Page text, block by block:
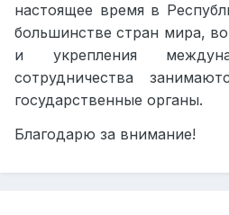
настоящее время в
большинстве стран мира,
и укрепления
сотрудничества
государственные органы.
Благодарю за внимание!